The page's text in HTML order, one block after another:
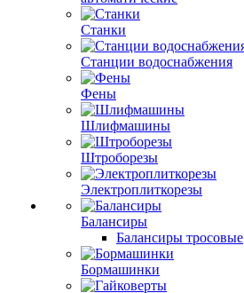
Станки
Станции водоснабжения
Фены
Шлифмашины
Штроборезы
Электроплиткорезы
Балансиры
Балансиры тросовые
Бормашинки